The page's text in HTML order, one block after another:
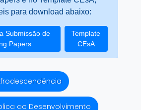
para download abaixo:
Submissão de
Papers
Template
CEsA
ao Desenvolvimento